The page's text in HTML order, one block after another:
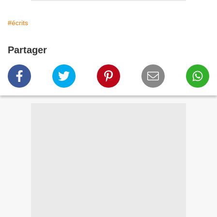
#écrits
Partager